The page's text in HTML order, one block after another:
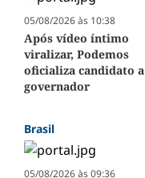
05/08/2026 às 10:38
Após vídeo íntimo
viralizar, Podemos
oficializa candidato a
governador
Brasil
05/08/2026 às 09:36